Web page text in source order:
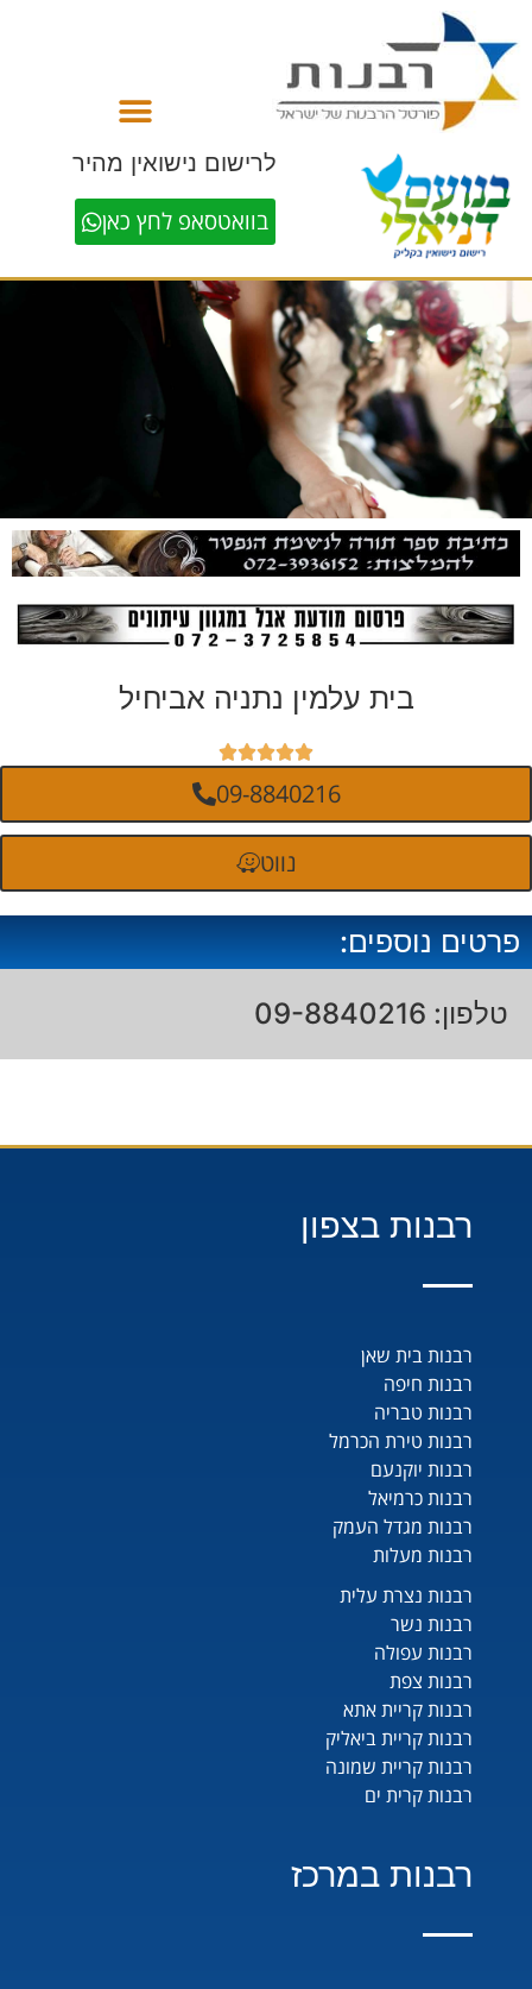
לרישום נישואין מהיר
בוואטסאפ לחץ כאן
בית עלמין נתניה אביחיל





09-8840216
נווט
פרטים נוספים:
טלפון: 09-8840216
רבנות בצפון
רבנות בית שאן
רבנות חיפה
רבנות טבריה
רבנות טירת הכרמל
רבנות יוקנעם
רבנות כרמיאל
רבנות מגדל העמק
רבנות מעלות
רבנות נצרת עלית
רבנות נשר
רבנות עפולה
רבנות צפת
רבנות קריית אתא
רבנות קריית ביאליק
רבנות קריית שמונה
רבנות קרית ים
רבנות במרכז